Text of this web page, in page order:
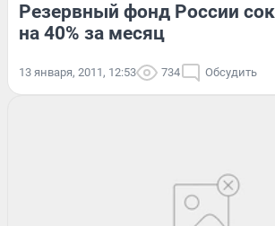
Резервный фонд России
на 40% за месяц
13 января, 2011, 12:53 734 Обсудить